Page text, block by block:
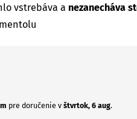
vstrebáva a nezanecháva
pre doručenie v štvrtok, 6 aug.